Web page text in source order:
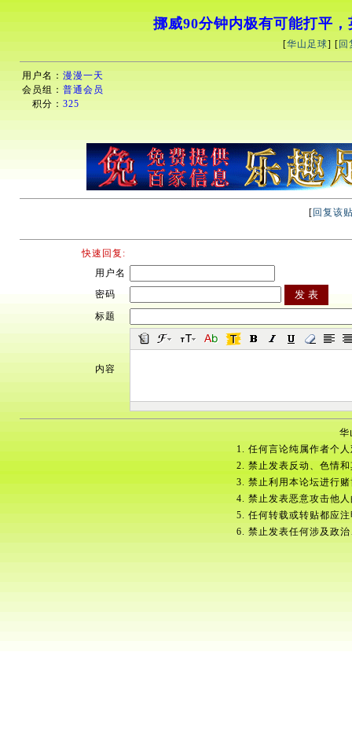
挪威90分钟内极有可能打平
[华山足球] [ 回
用户名： 漫漫一天
会员组： 普通会员
积分： 325
[ 回复该
快速回复:
用户名
密码
标题
内容
华
1. 任何言论纯属作者个
2. 禁止发表反动、色情
3. 禁止利用本论坛进行
4. 禁止发表恶意攻击他
5. 任何转载或转贴都应
6. 禁止发表任何涉及政